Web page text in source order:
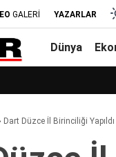
GALERİ YAZARLAR
Dünya
Dart Düzce İl Bi̇ri̇nci̇li̇ği̇ Yapıldı